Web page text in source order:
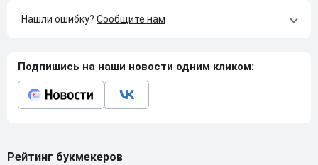
Нашли ошибку? Сообщите нам
Подпишись на наши новости одним кликом:
Рейтинг букмекеров